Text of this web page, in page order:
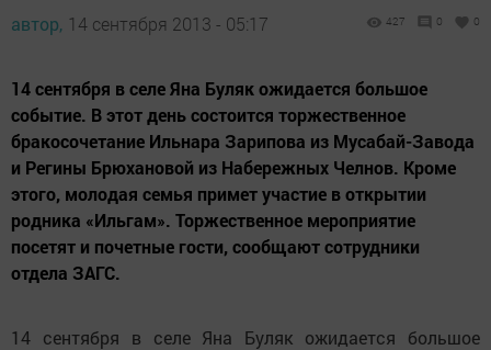
автор, 14 сентября 2013 - 05:17 427 0 0
14 сентября в селе Яна Буляк ожидается большое
событие. В этот день состоится торжественное
бракосочетание Ильнара Зарипова из Мусабай-Завода
и Регины Брюхановой из Набережных Челнов. Кроме
этого, молодая семья примет участие в открытии
родника «Ильгам». Торжественное мероприятие
посетят и почетные гости, сообщают сотрудники
отдела ЗАГС.
14 сентября в селе Яна Буляк ожидается большое